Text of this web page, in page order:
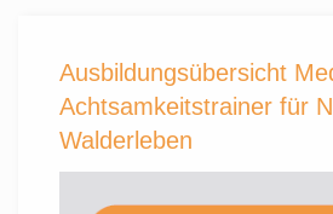
Ausbildungsübersicht
Achtsamkeitstrainer für
Walderleben